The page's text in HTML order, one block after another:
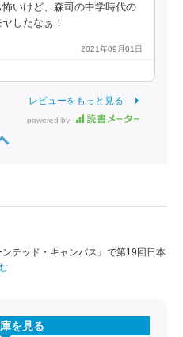
いけど、森司の中学時代の
したなぁ！
2021年09月01日
レビューをもっと見る
powered by
テッド・キャンパス』で第19回日本
を見る